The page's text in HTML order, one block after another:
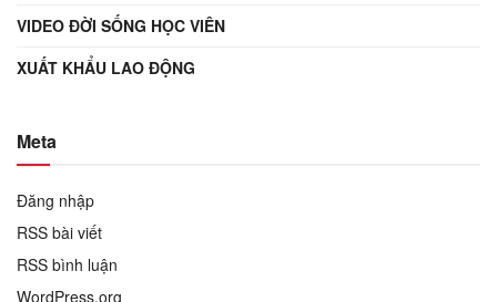
VIDEO ĐỜI SỐNG HỌC VIÊN
XUẤT KHẨU LAO ĐỘNG
Meta
Đăng nhập
RSS bài viết
RSS bình luận
WordPress.org